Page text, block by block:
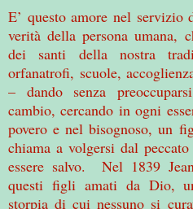
E’ questo amore nel servizio
verità della persona umana,
dei santi della nostra
orfanatrofi, scuole,
– dando senza
cambio, cercando in ogni
povero e nel bisognoso, un
chiama a volgersi dal
essere salvo. Nel 1839
questi figli amati da Dio,
storpia di cui nessuno si